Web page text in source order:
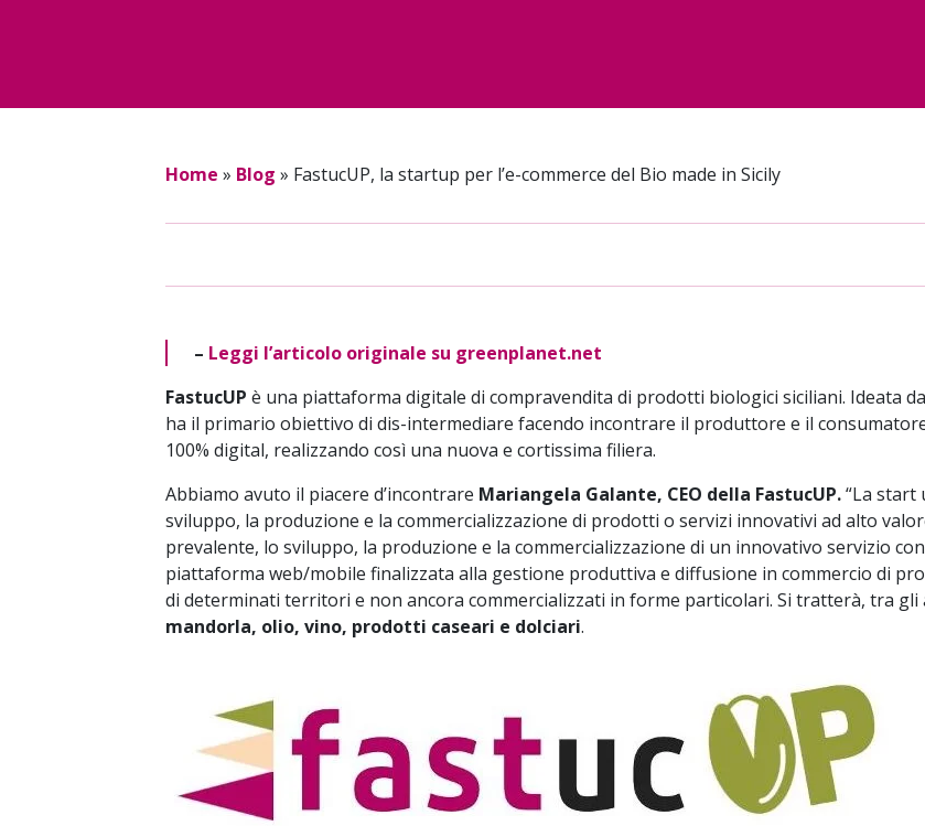
Home » Blog » FastucUP, la startup per l’e-commerce del Bio made in Sicily
– Leggi l’articolo originale su greenplanet.net
FastucUP è una piattaforma digitale di compravendita di prodotti biologici siciliani. Ideata
ha il primario obiettivo di dis-intermediare facendo incontrare il produttore e il
100% digital, realizzando così una nuova e cortissima filiera.
Abbiamo avuto il piacere d’incontrare Mariangela Galante, CEO della FastucUP.“La start
sviluppo, la produzione e la commercializzazione di prodotti o servizi innovativi ad alto
prevalente, lo sviluppo, la produzione e la commercializzazione di un innovativo servizio
piattaforma web/mobile finalizzata alla gestione produttiva e diffusione in commercio di
di determinati territori e non ancora commercializzati in forme particolari. Si tratterà, tra gli
mandorla, olio, vino, prodotti caseari e dolciari.